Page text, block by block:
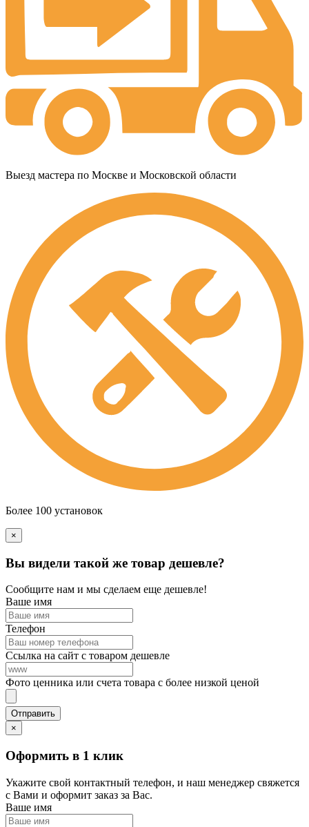
Выезд мастера по Москве и Московской области
Более 100 установок
×
Вы видели такой же товар дешевле?
Сообщите нам и мы сделаем еще дешевле!
Ваше имя
Телефон
Ссылка на сайт с товаром дешевле
Фото ценника или счета товара с более низкой ценой
×
Оформить в 1 клик
Укажите свой контактный телефон, и наш менеджер свяжется
с Вами и оформит заказ за Вас.
Ваше имя